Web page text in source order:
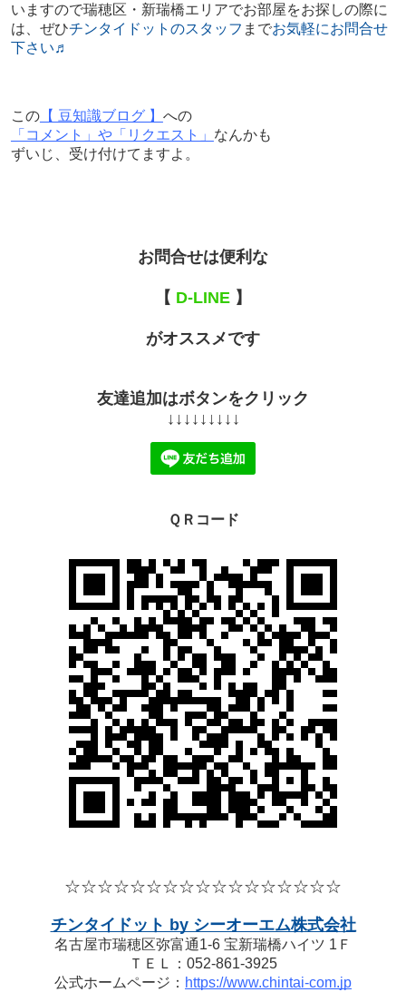
いますので瑞穂区・新瑞橋エリアでお部屋をお探しの際に
は、ぜひチンタイドットのスタッフ までお気軽にお問合せ
下さい♬
この【 豆知識ブログ 】 への
「コメント」や「リクエスト」 なんかも
ずいじ、受け付けてますよ。
お問合せは便利な
【 D-LINE 】
がオススメです
友達追加はボタンをクリック
↓↓↓↓↓↓↓↓↓
ＱＲコード
☆☆☆☆☆☆☆☆☆☆☆☆☆☆☆☆☆
チンタイドット by シーオーエム株式会社
名古屋市瑞穂区弥富通1-6 宝新瑞橋ハイツ 1Ｆ
ＴＥＬ：052-861-3925
公式ホームページ： https://www.chintai-com.jp